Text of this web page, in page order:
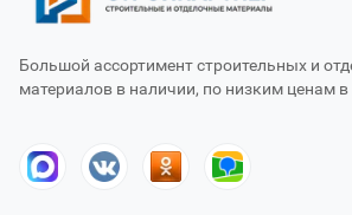
Большой ассортимент строительных и
материалов в наличии, по низким ценам в